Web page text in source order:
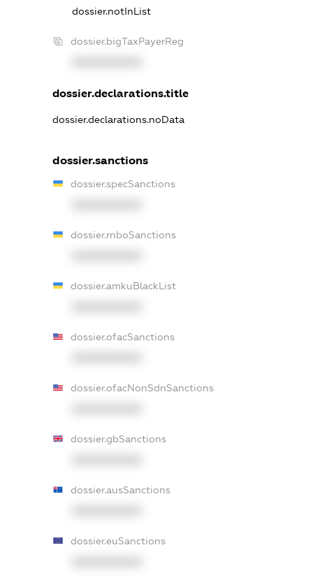
dossier.notInList
dossier.bigTaxPayerReg
dossier.declarations.title
dossier.declarations.noData
dossier.sanctions
dossier.specSanctions
dossier.rnboSanctions
dossier.amkuBlackList
dossier.ofacSanctions
dossier.ofacNonSdnSanctions
dossier.gbSanctions
dossier.ausSanctions
dossier.euSanctions